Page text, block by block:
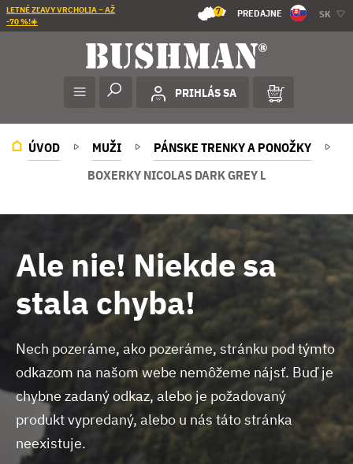
LETNÉ ZĽAVY VRCHOLIA – AŽ
-70 %!☀️
7 PREDAJNE SK
PRIHLÁS SA
ÚVOD MUŽI
PÁNSKE TRENKY A PONOŽKY
BOXERKY NICOLAS DARK GREY L
Ale nie! Niekde sa
stala chyba!
Nech pozeráme, ako pozeráme, stránku pod týmto
odkazom na našom webe nemôžeme nájsť. Buď je
chybne zadaný odkaz, alebo je požadovaný
produkt vypredaný, alebo u nás táto stránka
neexistuje.